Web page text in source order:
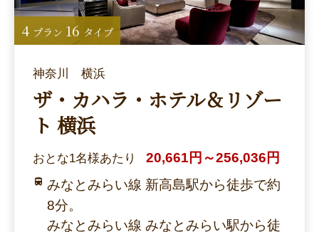
神奈川 横浜
ザ・カハラ・ホテル＆リゾー
ト 横浜
おとな1名様あたり
20,661円～256,036円
みなとみらい線 新高島駅から徒歩で約
8分。
みなとみらい線 みなとみらい駅から徒
4 プラン 16 タイプ